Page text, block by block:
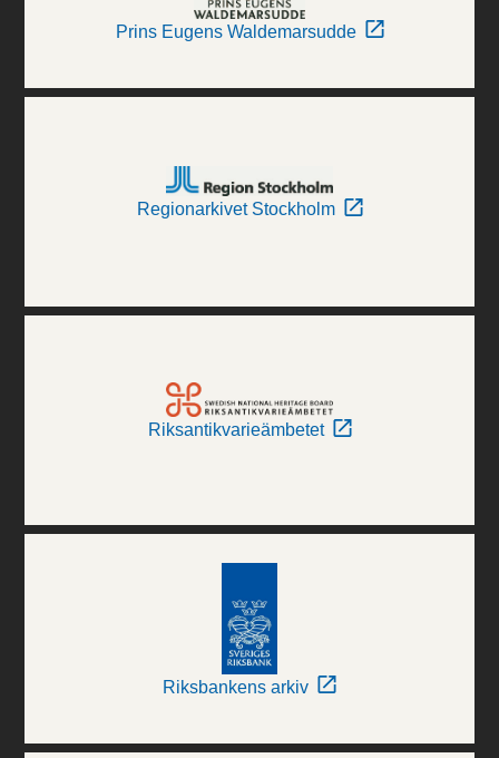
Prins Eugens Waldemarsudde
Regionarkivet Stockholm
Riksantikvarieämbetet
Riksbankens arkiv